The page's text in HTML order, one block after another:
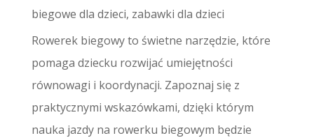
biegowe dla dzieci, zabawki dla dzieci
Rowerek biegowy to świetne narzędzie, które
pomaga dziecku rozwijać umiejętności
równowagi i koordynacji. Zapoznaj się z
praktycznymi wskazówkami, dzięki którym
nauka jazdy na rowerku biegowym będzie